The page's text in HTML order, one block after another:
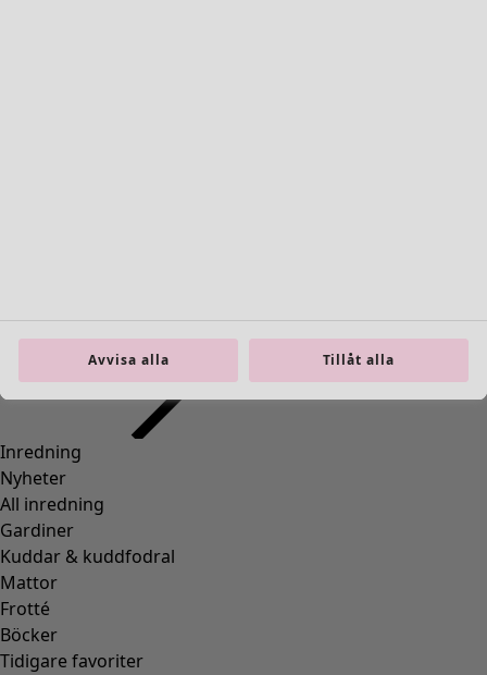
Inredning
Nyheter
All inredning
Gardiner
Kuddar & kuddfodral
Mattor
Frotté
Böcker
Tidigare favoriter
Avvisa alla Tillåt alla